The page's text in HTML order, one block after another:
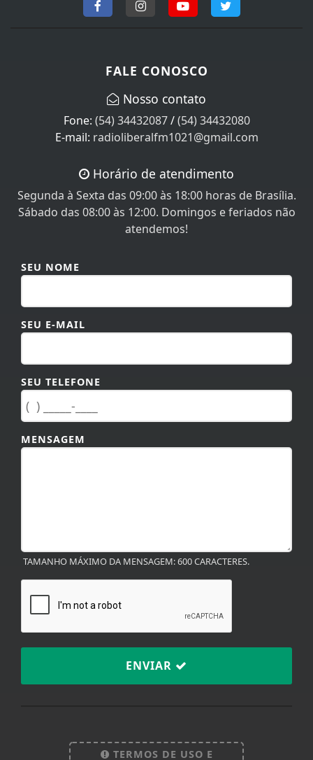
FALE CONOSCO
Nosso contato
Fone: (54) 34432087/(54) 34432080
E-mail: radioliberalfm1021@gmail.com
Horário de atendimento
Segunda à Sexta das 09:00 às 18:00 horas de Brasília.
Sábado das 08:00 às 12:00. Domingos e feriados não
atendemos!
SEU NOME
SEU E-MAIL
SEU TELEFONE
MENSAGEM
TAMANHO MÁXIMO DA MENSAGEM: 600 CARACTERES.
ENVIAR
TERMOS DE USO E
experiência de navegação. Ao continuar o acesso,